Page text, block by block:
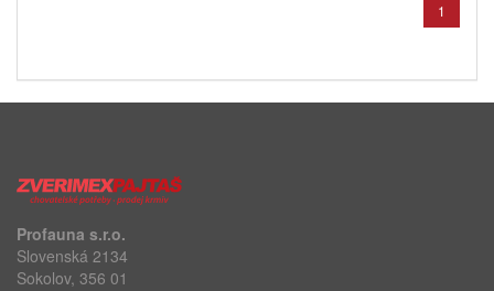
1
Profauna s.r.o.
Slovenská 2134
Sokolov, 356 01